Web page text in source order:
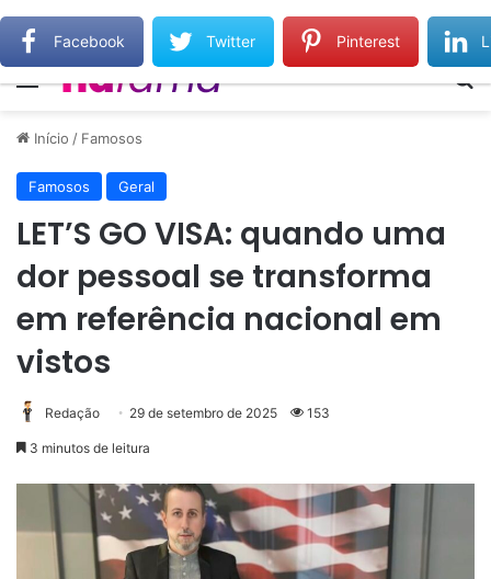
Gilberto Gil relembra Preta Gil e destaca força do legado deixado pela filha
Início / Famosos
Famosos Geral
LET’S GO VISA: quando uma
dor pessoal se transforma
em referência nacional em
vistos
Redação 29 de setembro de 2025 153
3 minutos de leitura
Facebook Twitter Pinterest